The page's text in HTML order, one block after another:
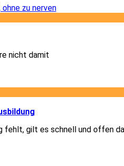
nicht damit
fehlt, gilt es schnell und offen